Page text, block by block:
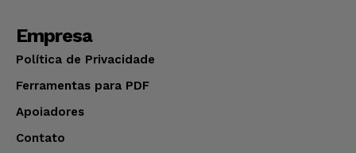
Empresa
Política de Privacidade
Ferramentas para PDF
Apoiadores
Contato